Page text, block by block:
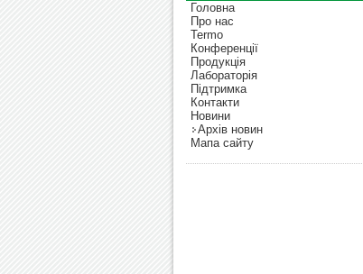
Головна
Про нас
Termo
Конференції
Продукція
Лабораторія
Підтримка
Контакти
Новини
Архів новин
Мапа сайту